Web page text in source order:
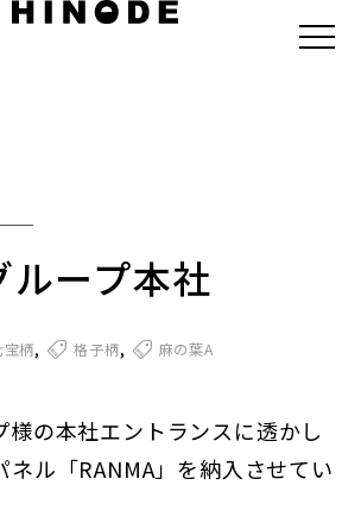
ループ本社
宝柄, 格子柄, 麻の葉A
様の本社エントランスに透かし
ネル「RANMA」を納入させてい